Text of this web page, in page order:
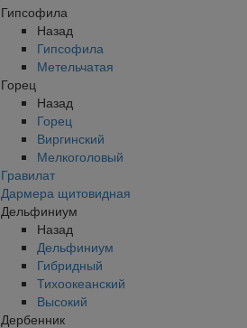
Гипсофила
Назад
Гипсофила
Метельчатая
Горец
Назад
Горец
Виргинский
Мелкоголовый
Гравилат
Дармера щитовидная
Дельфиниум
Назад
Дельфиниум
Гибридный
Тихоокеанский
Высокий
Дербенник